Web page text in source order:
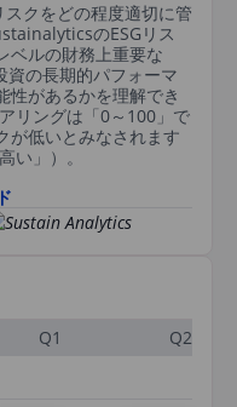
スクをどの程度適切に管
のESGリス
ベルの財務上重要な
資の長期的パフォーマ
性があるかを理解でき
リングは「0～100」で
が低いとみなされます
い」）。
Q1
Q2